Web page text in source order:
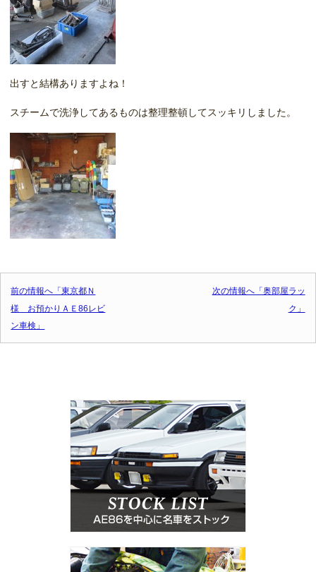
出すと結構ありますよね！
スチームで洗浄してあるものは整理整頓してスッキリしました。
前の情報へ「東京都Ｎ
様 お預かりＡＥ86レビ
ン車検」
次の情報へ「奥部屋ラッ
ク」